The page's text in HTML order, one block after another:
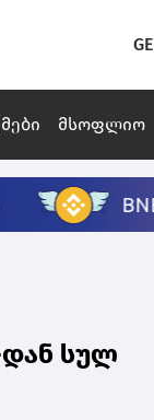
GE
მსოფლიო
დან სულ